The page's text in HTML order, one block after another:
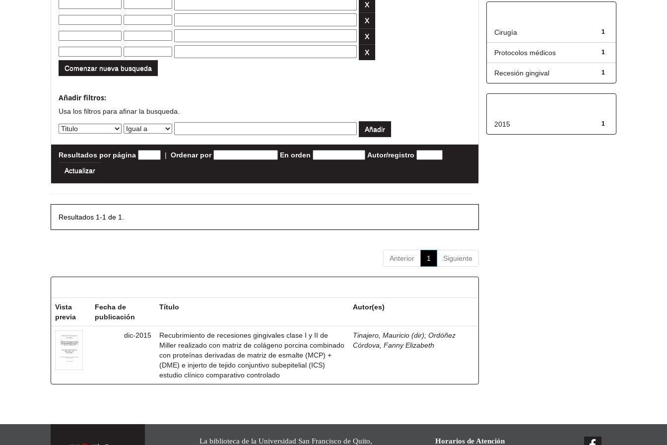
Comenzar nueva busqueda
Añadir filtros:
Usa los filtros para afinar la busqueda.
Resultados por página | Ordenar por En orden Autor/registro
Resultados 1-1 de 1.
Anterior 1 Siguiente
Vista
previa
Fecha de
publicación
Título Autor(es)
dic-2015
Recubrimiento de recesiones gingivales clase I y II de
Miller realizado con matriz de colágeno porcina combinado
con proteínas derivadas de matriz de esmalte (MCP) +
(DME) e injerto de tejido conjuntivo subepitelial (ICS)
estudio clínico comparativo controlado
Tinajero, Mauricio (dir);Ordóñez
Córdova, Fanny Elizabeth
1
Cirugía
1
Protocolos médicos
1
Recesión gingival
1
2015
La biblioteca de la Universidad San Francisco de Quito, Horarios de Atención